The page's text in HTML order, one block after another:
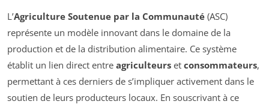
L’Agriculture Soutenue par la Communauté (ASC)
représente un modèle innovant dans le domaine de la
production et de la distribution alimentaire. Ce système
établit un lien direct entre agriculteurs et consommateurs,
permettant à ces derniers de s’impliquer activement dans le
soutien de leurs producteurs locaux. En souscrivant à ce